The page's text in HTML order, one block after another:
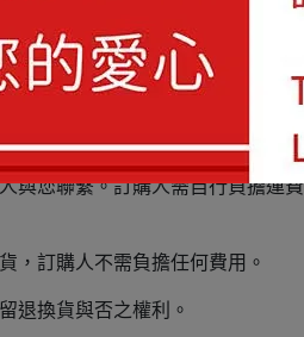
處理，並註明訂購者的姓名、
含外箱、發票、配件、贈品等）。
與您聯繫。訂購人需自行負擔運
，訂購人不需負擔任何費用。
退換貨與否之權利。